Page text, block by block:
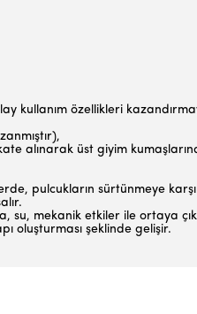
kullanım özellikleri
alınarak üst giyim
pulcukların sürtünmeye karşı
su, mekanik etkiler ile
oluşturması şeklinde gelişir.